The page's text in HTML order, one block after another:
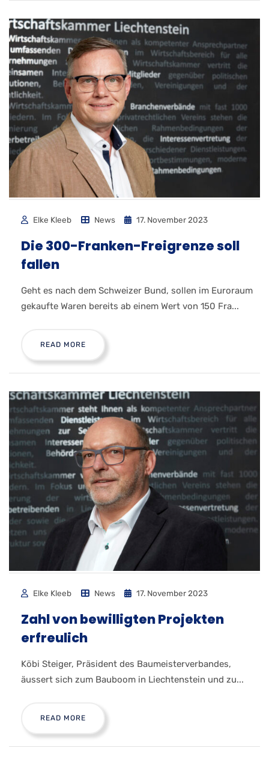
Elke Kleeb News 17. November 2023
Die 300-Franken-Freigrenze soll
fallen
Geht es nach dem Schweizer Bund, sollen im Euroraum
gekaufte Waren bereits ab einem Wert von 150 Fra...
READ MORE
Elke Kleeb News 17. November 2023
Zahl von bewilligten Projekten
erfreulich
Köbi Steiger, Präsident des Baumeisterverbandes,
äussert sich zum Bauboom in Liechtenstein und zu...
READ MORE